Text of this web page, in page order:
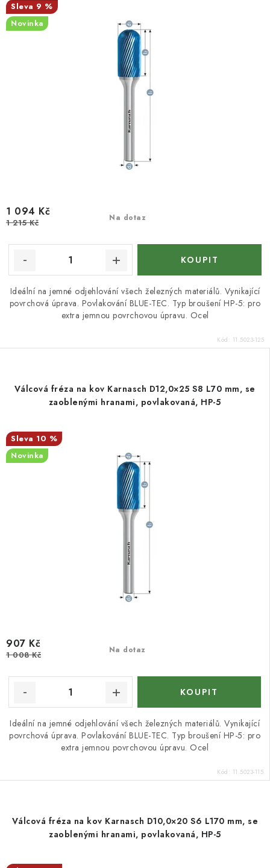
9 %
Novinka
Na dotaz
1 094 Kč
1 215 Kč
Ideální na jemné odjehlování všech železných materiálů. Vynikající
povrchová úprava. Povlakování BLUE-TEC. Typ broušení HP-5: pro
extra jemnou povrchovou úpravu. Ocel
Kód: 11.5023-125
Válcová fréza na kov Karnasch D12,0×25 S8 L70 mm, se
zaoblenými hranami, povlakovaná, HP-5
10 %
Novinka
Na dotaz
907 Kč
1 008 Kč
Ideální na jemné odjehlování všech železných materiálů. Vynikající
povrchová úprava. Povlakování BLUE-TEC. Typ broušení HP-5: pro
extra jemnou povrchovou úpravu. Ocel
Kód: 11.5023-115
Válcová fréza na kov Karnasch D10,0×20 S6 L170 mm, se
zaoblenými hranami, povlakovaná, HP-5